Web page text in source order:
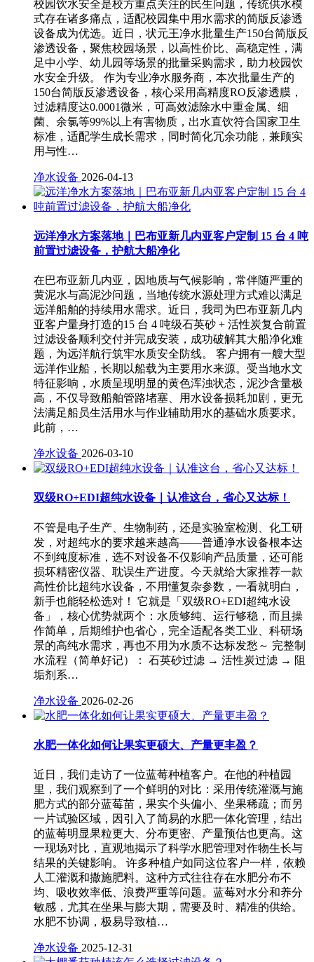
校园饮水安全是校方重点关注的民生问题，传统供水模
式存在诸多痛点，适配校园集中用水需求的简版反渗透
设备成为优选。近日，状元王净水批量生产150台简版反
渗透设备，聚焦校园场景，以高性价比、高稳定性，满
足中小学、幼儿园等场景的批量采购需求，助力校园饮
水安全升级。 作为专业净水服务商，本次批量生产的
150台简版反渗透设备，核心采用高精度RO反渗透膜，
过滤精度达0.0001微米，可高效滤除水中重金属、细
菌、余氯等99%以上有害物质，出水直饮符合国家卫生
标准，适配学生成长需求，同时简化冗余功能，兼顾实
用与性…
净水设备 2026-04-13
远洋净水方案落地｜巴布亚新几内亚客户定制 15 台 4 吨
前置过滤设备，护航大船净化
在巴布亚新几内亚，因地质与气候影响，常伴随严重的
黄泥水与高泥沙问题，当地传统水源处理方式难以满足
远洋船舶的持续用水需求。近日，我司为巴布亚新几内
亚客户量身打造的15 台 4 吨级石英砂 + 活性炭复合前置
过滤设备顺利交付并完成安装，成功破解其大船净化难
题，为远洋航行筑牢水质安全防线。 客户拥有一艘大型
远洋作业船，长期以船载为主要用水来源。受当地水文
特征影响，水质呈现明显的黄色浑浊状态，泥沙含量极
高，不仅导致船舶管路堵塞、用水设备损耗加剧，更无
法满足船员生活用水与作业辅助用水的基础水质要求。
此前，…
净水设备 2026-03-10
双级RO+EDI超纯水设备｜认准这台，省心又达标！
不管是电子生产、生物制药，还是实验室检测、化工研
发，对超纯水的要求越来越高——普通净水设备根本达
不到纯度标准，选不对设备不仅影响产品质量，还可能
损坏精密仪器、耽误生产进度。今天就给大家推荐一款
高性价比超纯水设备，不用懂复杂参数，一看就明白，
新手也能轻松选对！ 它就是「双级RO+EDI超纯水设
备」，核心优势就两个：水质够纯、运行够稳，而且操
作简单，后期维护也省心，完全适配各类工业、科研场
景的高纯水需求，再也不用为水质不达标发愁～ 完整制
水流程（简单好记）： 石英砂过滤 → 活性炭过滤 → 阻
垢剂系…
净水设备 2026-02-26
水肥一体化如何让果实更硕大、产量更丰盈？
近日，我们走访了一位蓝莓种植客户。在他的种植园
里，我们观察到了一个鲜明的对比：采用传统灌溉与施
肥方式的部分蓝莓苗，果实个头偏小、坐果稀疏；而另
一片试验区域，因引入了简易的水肥一体化管理，结出
的蓝莓明显果粒更大、分布更密、产量预估也更高。这
一现场对比，直观地揭示了科学水肥管理对作物生长与
结果的关键影响。 许多种植户如同这位客户一样，依赖
人工灌溉和撒施肥料。这种方式往往存在水肥分布不
均、吸收效率低、浪费严重等问题。蓝莓对水分和养分
敏感，尤其在坐果与膨大期，需要及时、精准的供给。
水肥不协调，极易导致植…
净水设备 2025-12-31